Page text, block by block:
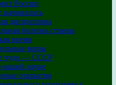
России
начиналось
дисциплина
болезнь страны
время
миры
чудо — СССР
нашей науке
открытия